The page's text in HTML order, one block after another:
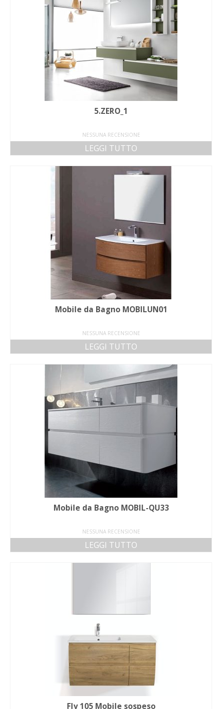
5.ZERO_1
NESSUNA RECENSIONE
LEGGI TUTTO
Mobile da Bagno MOBILUN01
NESSUNA RECENSIONE
LEGGI TUTTO
Mobile da Bagno MOBIL-QU33
NESSUNA RECENSIONE
LEGGI TUTTO
Fly 105 Mobile sospeso